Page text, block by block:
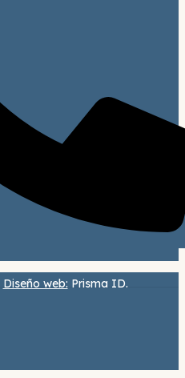
Diseño web: Prisma ID.